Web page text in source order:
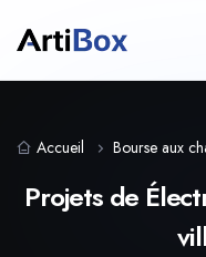
Accueil Bourse aux
Projets de